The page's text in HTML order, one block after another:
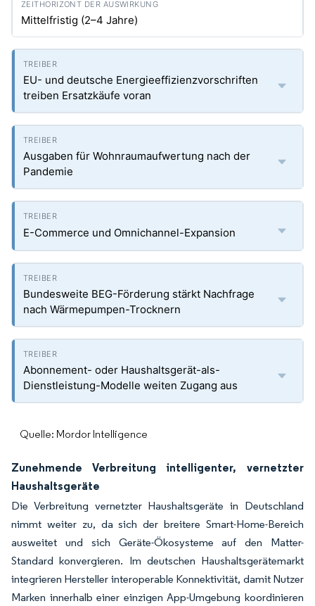
Mittelfristig (2–4 Jahre)
EU- und deutsche Energieeffizienzvorschriften
treiben Ersatzkäufe voran
Ausgaben für Wohnraumaufwertung nach der
Pandemie
E-Commerce und Omnichannel-Expansion
Bundesweite BEG-Förderung stärkt Nachfrage
nach Wärmepumpen-Trocknern
Abonnement- oder Haushaltsgerät-als-
Dienstleistung-Modelle weiten Zugang aus
Quelle: Mordor Intelligence
Zunehmende Verbreitung intelligenter, vernetzter
Haushaltsgeräte
Die Verbreitung vernetzter Haushaltsgeräte in Deutschland
nimmt weiter zu, da sich der breitere Smart-Home-Bereich
ausweitet und sich Geräte-Ökosysteme auf den Matter-
Standard konvergieren. Im deutschen Haushaltsgerätemarkt
integrieren Hersteller interoperable Konnektivität, damit Nutzer
Marken innerhalb einer einzigen App-Umgebung koordinieren